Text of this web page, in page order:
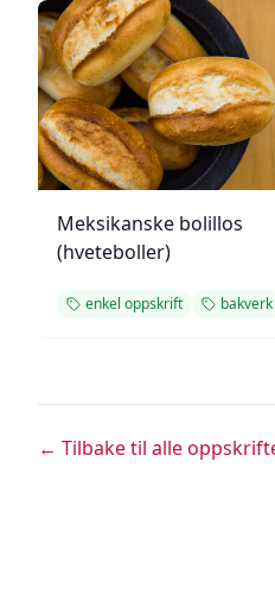
Meksikanske bolillos
(hveteboller)
enkel oppskrift bakverk
← Tilbake til alle